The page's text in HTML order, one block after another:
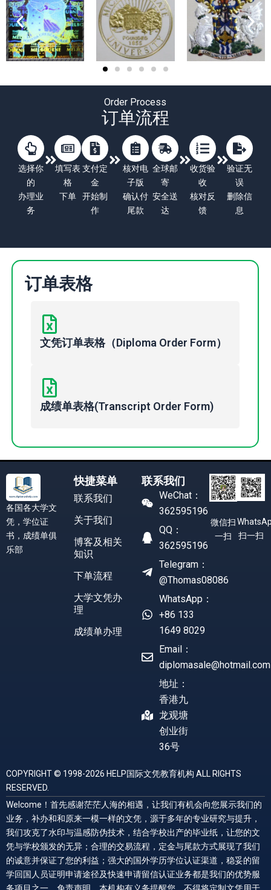
Order Process
订单流程
选择你
的
办理业
务
填写表
格
下单
支付定
金
开始制
作
核对电
子版
确认付
尾款
全球邮
寄
安全送
达
收货验
收
核对反
馈
验证无
误
删除信
息
订单表格
文凭订单表格（Diploma Order Form）
成绩单表格(Transcript Order Form)
各国各大学文
凭，学位证
书，成绩单俱
乐部
快捷菜单
联系我们
关于我们
博客及相关
知识
下单流程
大学文凭办
理
成绩单办理
联系我们
WeChat：
362595196
QQ：
362595196
Telegram：
@Thomas08086
WhatsApp：
+86 133
1649 8029
Email：
diplomasale@hotmail.com
地址：
香港九
龙观塘
创业街
36号
微信扫
一扫
扫一扫
COPYRIGHT © 1998-2026 HELP国际文凭教育机构 ALL RIGHTS
RESERVED.
Welcome！首先感谢茫茫人海的相遇，让我们有机会向您展示我们的
业务，补办和和原来一模一样的文凭，源于多年的专业研究与提升，
我们攻克了水印与温感防伪技术，结合学校出产的毕业纸，让您的文
凭与学校颁发的无异；合理的交易流程，定金与尾款方式展现了我们
的诚意并保证了您的利益；强大的国外学历学位认证渠道，稳妥的留
学回国人员证明申请途径及快速申请留信认证业务都是我们的优势服